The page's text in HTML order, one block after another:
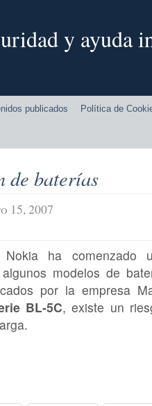
y ayuda
publicados Política de
de baterías
15, 2007
Nokia ha comenzado
modelos de
por la empresa
BL-5C, existe un